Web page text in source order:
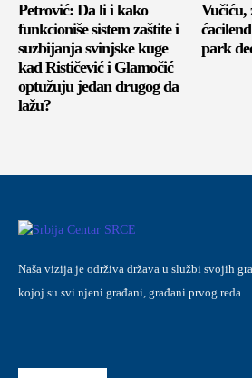
Petrović: Da li i kako
funkcioniše sistem zaštite i
suzbijanja svinjske kuge
kad Rističević i Glamočić
optužuju jedan drugog da
lažu?
Vučiću,
park
Naša vizija je održiva država u službi svojih
kojoj su svi njeni građani, građani prvog reda.